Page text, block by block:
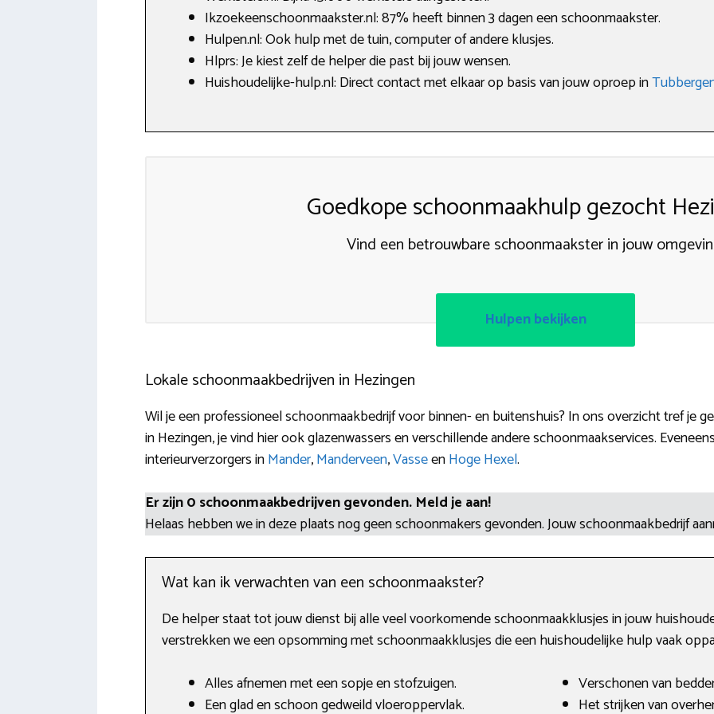
Ikzoekeenschoonmaakster.nl: 87% heeft binnen 3 dagen een schoonmaakster.
Hulpen.nl: Ook hulp met de tuin, computer of andere klusjes.
Hlprs: Je kiest zelf de helper die past bij jouw wensen.
Huishoudelijke-hulp.nl: Direct contact met elkaar op basis van jouw oproep in
Goedkope schoonmaakhulp gezocht
Vind een betrouwbare schoonmaakster in jouw
Hulpen bekijken
Lokale schoonmaakbedrijven in Hezingen
Wil je een professioneel schoonmaakbedrijf voor binnen- en buitenshuis? In ons overzicht tref je
in Hezingen, je vind hier ook glazenwassers en verschillende andere schoonmaakservices.
interieurverzorgers inMander,Manderveen,VasseenHoge Hexel.
Er zijn 0 schoonmaakbedrijven gevonden. Meld je aan!
Helaas hebben we in deze plaats nog geen schoonmakers gevonden. Jouw schoonmaakbedrijf
Wat kan ik verwachten van een schoonmaakster?
De helper staat tot jouw dienst bij alle veel voorkomende schoonmaakklusjes in jouw
verstrekken we een opsomming met schoonmaakklusjes die een huishoudelijke hulp vaak
Alles afnemen met een sopje en stofzuigen.
Een glad en schoon gedweild vloeroppervlak.
Verschonen van
Het strijken van